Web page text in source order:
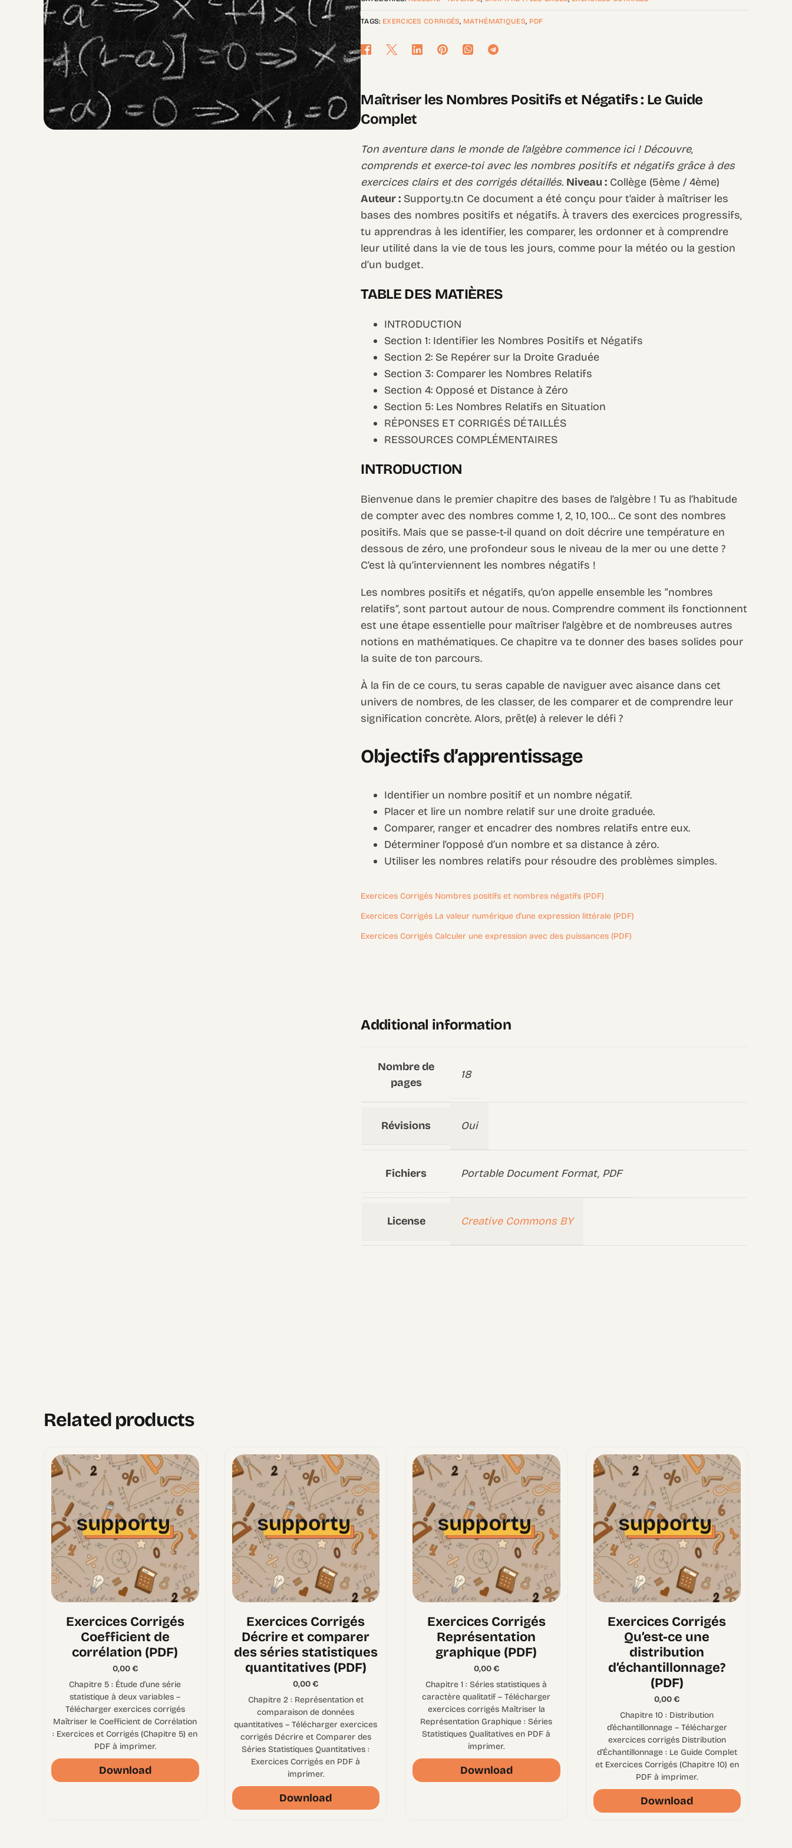
TAGS: EXERCICES CORRIGÉS MATHÉMATIQUES PDF
Maîtriser les Nombres Positifs et Négatifs : Le Guide
Complet
Ton aventure dans le monde de l’algèbre commence ici ! Découvre,
comprends et exerce-toi avec les nombres positifs et négatifs grâce à des
exercices clairs et des corrigés détaillés. Niveau : Collège (5ème / 4ème)
Auteur : Supporty.tn Ce document a été conçu pour t’aider à maîtriser les
bases des nombres positifs et négatifs. À travers des exercices progressifs,
tu apprendras à les identifier, les comparer, les ordonner et à comprendre
leur utilité dans la vie de tous les jours, comme pour la météo ou la gestion
d’un budget.
TABLE DES MATIÈRES
INTRODUCTION
Section 1: Identifier les Nombres Positifs et Négatifs
Section 2: Se Repérer sur la Droite Graduée
Section 3: Comparer les Nombres Relatifs
Section 4: Opposé et Distance à Zéro
Section 5: Les Nombres Relatifs en Situation
RÉPONSES ET CORRIGÉS DÉTAILLÉS
RESSOURCES COMPLÉMENTAIRES
INTRODUCTION
Bienvenue dans le premier chapitre des bases de l’algèbre ! Tu as l’habitude
de compter avec des nombres comme 1, 2, 10, 100… Ce sont des nombres
positifs. Mais que se passe-t-il quand on doit décrire une température en
dessous de zéro, une profondeur sous le niveau de la mer ou une dette ?
C’est là qu’interviennent les nombres négatifs !
Les nombres positifs et négatifs, qu’on appelle ensemble les “nombres
relatifs”, sont partout autour de nous. Comprendre comment ils fonctionnent
est une étape essentielle pour maîtriser l’algèbre et de nombreuses autres
notions en mathématiques. Ce chapitre va te donner des bases solides pour
la suite de ton parcours.
À la fin de ce cours, tu seras capable de naviguer avec aisance dans cet
univers de nombres, de les classer, de les comparer et de comprendre leur
signification concrète. Alors, prêt(e) à relever le défi ?
Objectifs d’apprentissage
Identifier un nombre positif et un nombre négatif.
Placer et lire un nombre relatif sur une droite graduée.
Comparer, ranger et encadrer des nombres relatifs entre eux.
Déterminer l’opposé d’un nombre et sa distance à zéro.
Utiliser les nombres relatifs pour résoudre des problèmes simples.
Exercices Corrigés Nombres positifs et nombres négatifs (PDF)
Exercices Corrigés La valeur numérique d’une expression littérale (PDF)
Exercices Corrigés Calculer une expression avec des puissances (PDF)
Additional information
Nombre de
pages
18
Révisions Oui
Fichiers Portable Document Format, PDF
License Creative Commons BY
Related products
Exercices Corrigés
Coefficient de
corrélation (PDF)
0,00€
Chapitre 5 : Étude d’une série
statistique à deux variables –
Télécharger exercices corrigés
Maîtriser le Coefficient de Corrélation
: Exercices et Corrigés (Chapitre 5) en
PDF à imprimer.
Download
Exercices Corrigés
Décrire et comparer
des séries statistiques
quantitatives (PDF)
0,00€
Chapitre 2 : Représentation et
comparaison de données
quantitatives – Télécharger exercices
corrigés Décrire et Comparer des
Séries Statistiques Quantitatives :
Exercices Corrigés en PDF à
imprimer.
Download
Exercices Corrigés
Représentation
graphique (PDF)
0,00€
Chapitre 1 : Séries statistiques à
caractère qualitatif – Télécharger
exercices corrigés Maîtriser la
Représentation Graphique : Séries
Statistiques Qualitatives en PDF à
imprimer.
Download
Exercices Corrigés
Qu’est-ce une
distribution
d’échantillonnage?
(PDF)
0,00€
Chapitre 10 : Distribution
d’échantillonnage – Télécharger
exercices corrigés Distribution
d’Échantillonnage : Le Guide Complet
et Exercices Corrigés (Chapitre 10) en
PDF à imprimer.
Download